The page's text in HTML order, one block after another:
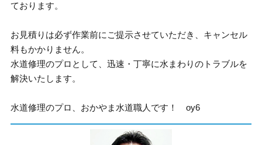
ております。
お見積りは必ず作業前にご提示させていただき、キャンセル
料もかかりません。
水道修理のプロとして、迅速・丁寧に水まわりのトラブルを
解決いたします。
水道修理のプロ、おかやま水道職人です！ oy6